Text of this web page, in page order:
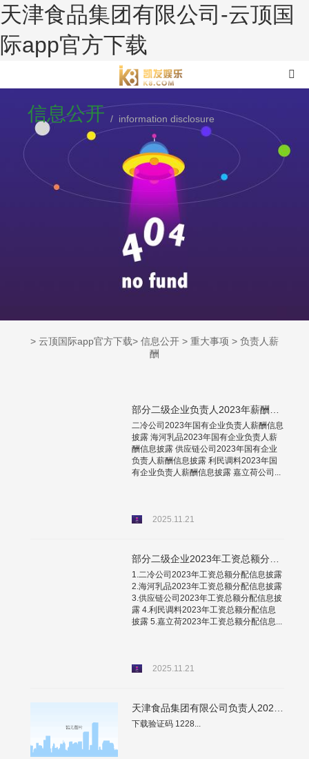
天津食品集团有限公司-云顶国
际app官方下载
信息公开 / information disclosure
> 云顶国际app官方下载> 信息公开 > 重大事项 > 负责人薪
酬
二冷公司2023年国有企业负责人薪酬信息
披露 海河乳品2023年国有企业负责人薪
酬信息披露 供应链公司2023年国有企业
负责人薪酬信息披露 利民调料2023年国
有企业负责人薪酬信息披露 嘉立荷公司...
2025.11.21
部分二级企业2023年工资总额分配信息披露
1.二冷公司2023年工资总额分配信息披露
2.海河乳品2023年工资总额分配信息披露
3.供应链公司2023年工资总额分配信息披
露 4.利民调料2023年工资总额分配信息
披露 5.嘉立荷2023年工资总额分配信息...
2025.11.21
下载验证码 1228...